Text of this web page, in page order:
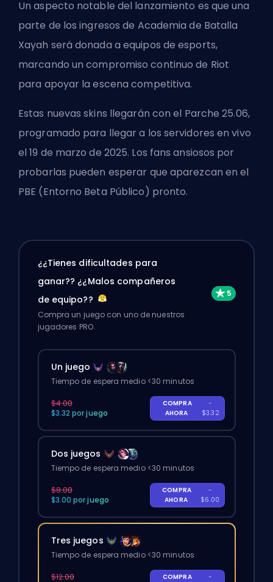
Un aspecto notable del lanzamiento es que una
parte de los ingresos de Academia de Batalla
Xayah será donada a equipos de esports,
marcando un compromiso continuo de Riot
para apoyar la escena competitiva.
Estas nuevas skins llegarán con el Parche 25.06,
programado para llegar a los servidores en vivo
el 19 de marzo de 2025. Los fans ansiosos por
probarlas pueden esperar que aparezcan en el
PBE (Entorno Beta Público) pronto.
¿¿Tienes dificultades para
ganar?? ¿¿Malos compañeros
de equipo??
Compra un juego con uno de nuestros
jugadores PRO.
Un juego
Tiempo de espera medio <30 minutos
$4.00
$3.32 por juego
COMPRA
AHORA
-
$3.32
Dos juegos
Tiempo de espera medio <30 minutos
$8.00
$3.00 por juego
COMPRA
AHORA
-
$6.00
Tres juegos
Tiempo de espera medio <30 minutos
$12.00
COMPRA
-